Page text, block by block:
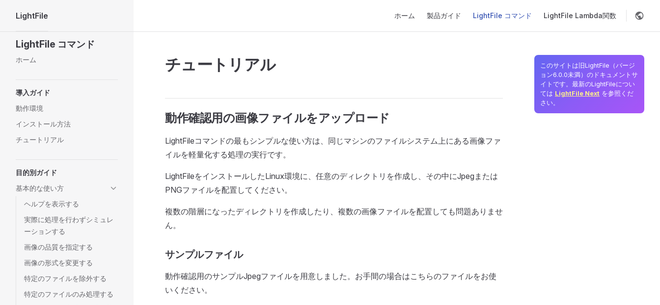
Skip to content
LightFile ホーム 製品ガイド LightFile コマンド LightFile Lambda関数
Sidebar Navigation
LightFile コマンド
ホーム
導入ガイド
動作環境
インストール方法
チュートリアル
目的別ガイド
基本的な使い方
ヘルプを表示する
実際に処理を行わずシミュレ
ーションする
画像の品質を指定する
画像の形式を変更する
特定のファイルを除外する
特定のファイルのみ処理する
このサイトは旧LightFile（バージ
ョン6.0.0未満）のドキュメントサ
イトです。最新のLightFileについ
ては LightFile Next を参照くだ
さい。
チュートリアル
動作確認用の画像ファイルをアップロード
LightFileコマンドの最もシンプルな使い方は、同じマシンのファイルシステム上にある画像ファ
イルを軽量化する処理の実行です。
LightFileをインストールしたLinux環境に、任意のディレクトリを作成し、その中にJpegまたは
PNGファイルを配置してください。
複数の階層になったディレクトリを作成したり、複数の画像ファイルを配置しても問題ありませ
ん。
サンプルファイル
動作確認用のサンプルJpegファイルを用意しました。お手間の場合はこちらのファイルをお使
いください。